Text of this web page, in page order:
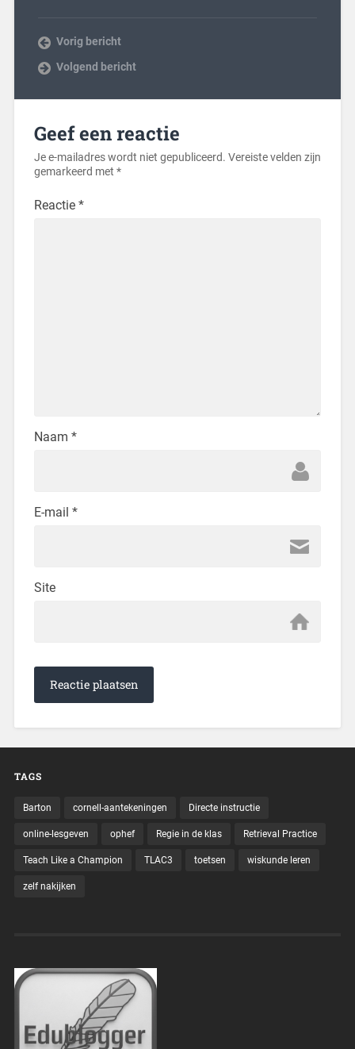
Vorig bericht
Volgend bericht
Geef een reactie
Je e-mailadres wordt niet gepubliceerd. Vereiste velden zijn
gemarkeerd met *
Reactie *
Naam *
E-mail *
Site
TAGS
Barton cornell-aantekeningen Directe instructie
online-lesgeven ophef Regie in de klas Retrieval Practice
Teach Like a Champion TLAC3 toetsen wiskunde leren
zelf nakijken